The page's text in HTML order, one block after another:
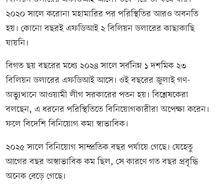
২০২০ সালে করোনা মহামারির পর পরিস্থিতির আরও অবনতি
হয়। কোনো বছরই এফডিআই ২ বিলিয়ন ডলারের কাছাকাছি
যায়নি।
বিগত ছয় বছরের মধ্যে ২০২৪ সালে সর্বনিম্ন ১ দশমিক ২৩
বিলিয়ন ডলারের এফডিআই আসে। ওই বছরের জুলাই গণ-
অভ্যুত্থানে আওয়ামী লীগ সরকারের পতন হয়। বিশ্লেষকেরা
বলছেন, এ ধরনের পরিস্থিতিতে বিনিয়োগকারীরা অপেক্ষা করেন।
ফলে বিদেশি বিনিয়োগ কমা স্বাভাবিক।
২০২৫ সালে বিনিয়োগ সাম্প্রতিক বছর পর্যায়ে গেছে। যেহেতু
আগের বছর অস্বাভাবিক কম ছিল, সে কারণে গত বছর প্রবৃদ্ধি
অনেক বেড়ে গেছে।